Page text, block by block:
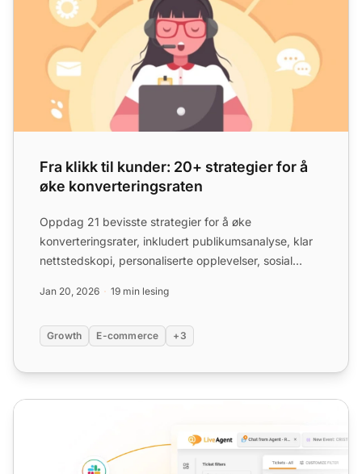
Fra klikk til kunder: 20+ strategier for å
øke konverteringsraten
Oppdag 21 bevisste strategier for å øke
konverteringsrater, inkludert publikumsanalyse, klar
nettstedskopi, personaliserte opplevelser, sosial
Jan 20, 2026 19 min lesing
Growth E-commerce +3
Chat-knapp